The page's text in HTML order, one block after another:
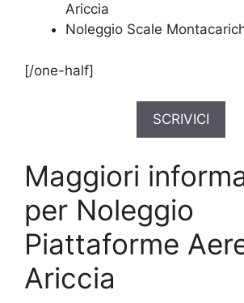
Ariccia
Noleggio Scale
[/one-half]
SCRIVICI
Maggiori
per Noleggio
Piattaforme
Ariccia